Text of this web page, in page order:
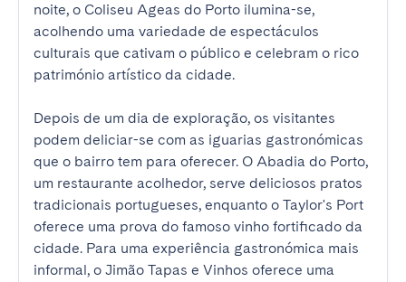
noite, o Coliseu Ageas do Porto ilumina-se,
acolhendo uma variedade de espectáculos
culturais que cativam o público e celebram o rico
património artístico da cidade.
Depois de um dia de exploração, os visitantes
podem deliciar-se com as iguarias gastronómicas
que o bairro tem para oferecer. O Abadia do Porto,
um restaurante acolhedor, serve deliciosos pratos
tradicionais portugueses, enquanto o Taylor's Port
oferece uma prova do famoso vinho fortificado da
cidade. Para uma experiência gastronómica mais
informal, o Jimão Tapas e Vinhos oferece uma